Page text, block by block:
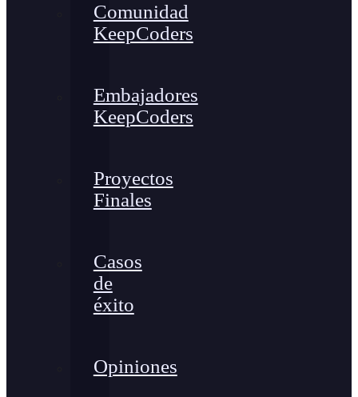
Comunidad
KeepCoders
Embajadores
KeepCoders
Proyectos
Finales
Casos
de
éxito
Opiniones